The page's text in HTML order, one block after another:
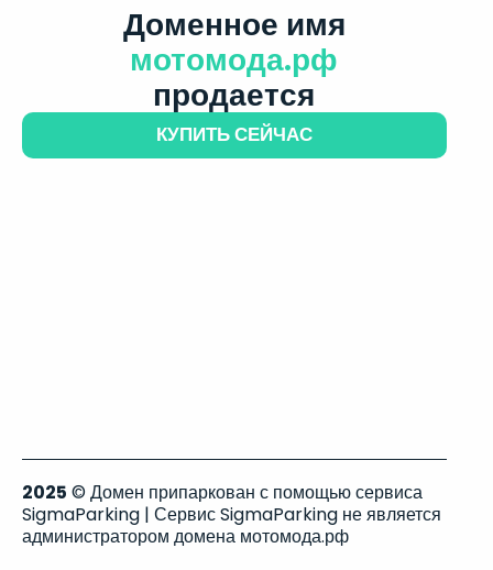
Доменное имя
мотомода.рф
продается
КУПИТЬ СЕЙЧАС
2025 © Домен припаркован с помощью сервиса
SigmaParking | Сервис SigmaParking не является
администратором домена мотомода.рф